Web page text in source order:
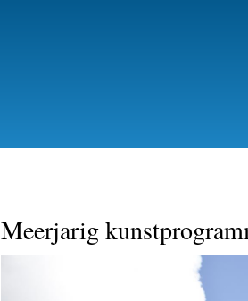
Meerjarig